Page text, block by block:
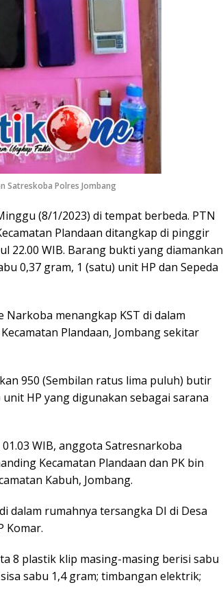
Satreskoba Polres Jombang
(8/1/2023) di tempat berbeda. PTN
Plandaan ditangkap di pinggir
22.00 WIB. Barang bukti yang diamankan
0,37 gram, 1 (satu) unit HP dan Sepeda
menangkap KST di dalam
Plandaan, Jombang sekitar
950 (Sembilan ratus lima puluh) butir
HP yang digunakan sebagai sarana
WIB, anggota Satresnarkoba
Kecamatan Plandaan dan PK bin
Kabuh, Jombang.
dalam rumahnya tersangka DI di Desa
Komar.
8 plastik klip masing-masing berisi sabu
sabu 1,4 gram; timbangan elektrik;